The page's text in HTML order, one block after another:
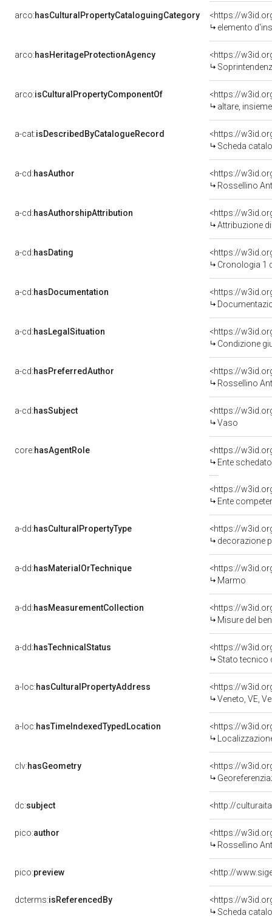
arco:hasCulturalPropertyCataloguingCategory
<https://
elemento
arco:hasHeritageProtectionAgency
<https://
Soprintendenza
arco:isCulturalPropertyComponentOf
<https://
altare,
a-cat:isDescribedByCatalogueRecord
<https://
Scheda
a-cd:hasAuthor
<https://
Rossellino
a-cd:hasAuthorshipAttribution
<https://
Attribuzione di
a-cd:hasDating
<https://
Cronologia 1
a-cd:hasDocumentation
a-cd:hasLegalSituation
Condizione
a-cd:hasPreferredAuthor
<https://
Rossellino
a-cd:hasSubject
<https://
Vaso
core:hasAgentRole
<https://
Ente
<https://
Ente competente per tutela del
a-dd:hasCulturalPropertyType
decorazione
a-dd:hasMaterialOrTechnique
<https://
Marmo
a-dd:hasMeasurementCollection
<https://
Misure del
a-dd:hasTechnicalStatus
<https://
Stato tecnico
a-loc:hasCulturalPropertyAddress
<https://
Veneto, VE,
a-loc:hasTimeIndexedTypedLocation
<https://
clv:hasGeometry
<https://
dc:subject <http://
pico:author
<https://
Rossellino
pico:preview
dcterms:isReferencedBy
<https://
Scheda